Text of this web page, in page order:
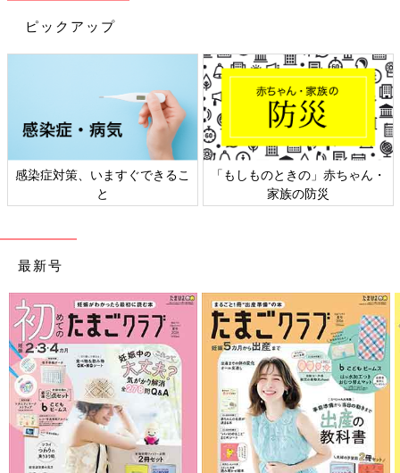
ピックアップ
感染症対策、いますぐできるこ
と
「もしものときの」赤ちゃん・
家族の防災
最新号